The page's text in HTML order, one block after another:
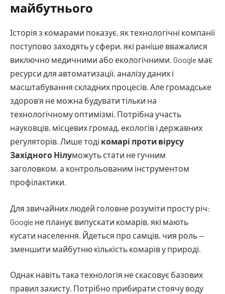
майбутнього
Історія з комарами показує, як технологічні компанії
поступово заходять у сфери, які раніше вважалися
виключно медичними або екологічними. Google має
ресурси для автоматизації, аналізу даних і
масштабування складних процесів. Але громадське
здоров’я не можна будувати тільки на
технологічному оптимізмі. Потрібна участь
науковців, місцевих громад, екологів і державних
регуляторів. Лише тоді комарі проти вірусу
Західного Нілуможуть стати не гучним
заголовком, а контрольованим інструментом
профілактики.
Для звичайних людей головне розуміти просту річ:
Google не планує випускати комарів, які мають
кусати населення. Йдеться про самців, чия роль —
зменшити майбутню кількість комарів у природі.
Однак навіть така технологія не скасовує базових
правил захисту. Потрібно прибирати стоячу воду